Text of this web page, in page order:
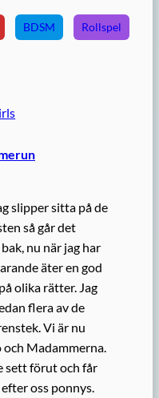
BDSM Rollspel
slipper sitta på de
så går det
nu när jag har
äter en god
olika rätter. Jag
flera av de
Vi är nu
Madammerna.
sett förut och får
oss ponnys.